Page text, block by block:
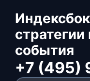
события
+7 (495)